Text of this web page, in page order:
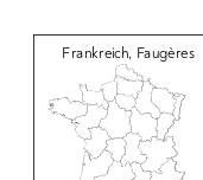
Frankreich, Faugères